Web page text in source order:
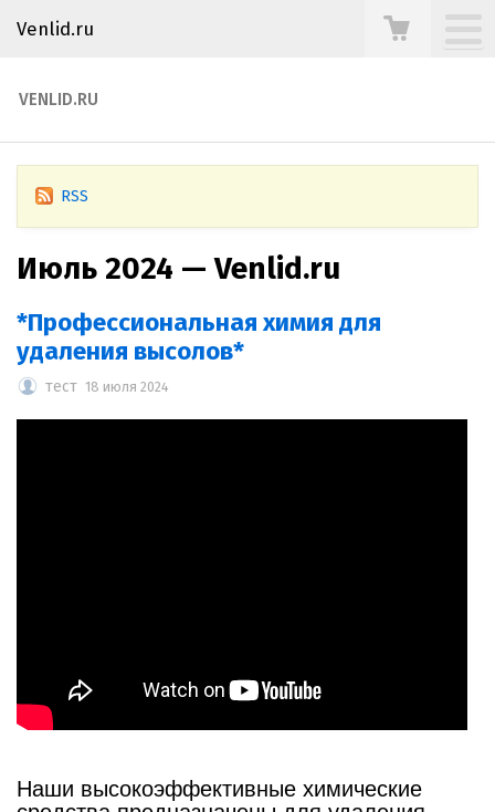
Venlid.ru
VENLID.RU
RSS
Июль 2024 — Venlid.ru
*Профессиональная химия для
удаления высолов*
тест 18 июля 2024
Наши высокоэффективные химические